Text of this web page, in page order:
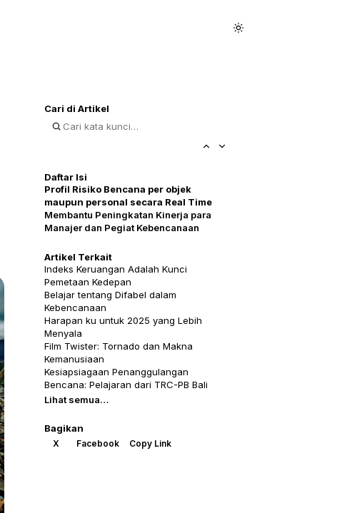
Cari di Artikel
Daftar Isi
Profil Risiko Bencana per objek
maupun personal secara Real Time
Membantu Peningkatan Kinerja para
Manajer dan Pegiat Kebencanaan
Artikel Terkait
Indeks Keruangan Adalah Kunci
Pemetaan Kedepan
Belajar tentang Difabel dalam
Kebencanaan
Harapan ku untuk 2025 yang Lebih
Menyala
Film Twister: Tornado dan Makna
Kemanusiaan
Kesiapsiagaan Penanggulangan
Bencana: Pelajaran dari TRC-PB Bali
Lihat semua…
Bagikan
X Facebook Copy Link